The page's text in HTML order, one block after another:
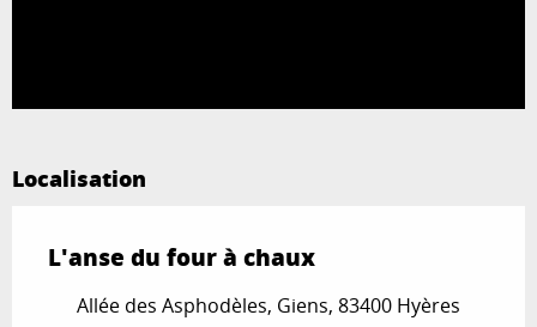
Localisation
L'anse du four à chaux
Allée des Asphodèles, Giens, 83400 Hyères